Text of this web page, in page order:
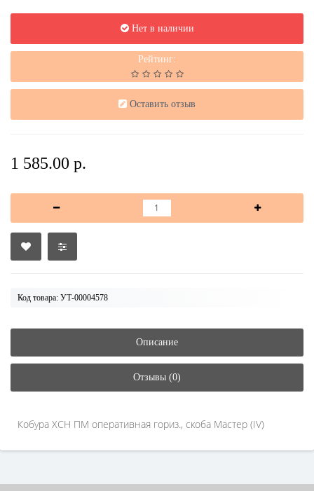
Нет в наличии
Рейтинг:
Оставить отзыв
1 585.00 р.
Код товара: УТ-00004578
Описание
Отзывы (0)
Кобура ХСН ПМ оперативная гориз., скоба Мастер (IV)